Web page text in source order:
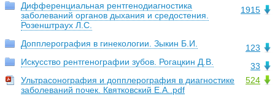
1915
Дифференциальная рентгенодиагностика
заболеваний органов дыхания и средостения.
Розенштраух Л.С.
123
Допплерография в гинекологии. Зыкин Б.И.
33
Искусство рентгенографии зубов. Рогацкин Д.В.
524
Ультрасонография и допплерография в диагностике
заболеваний почек. Квятковский Е.А..pdf